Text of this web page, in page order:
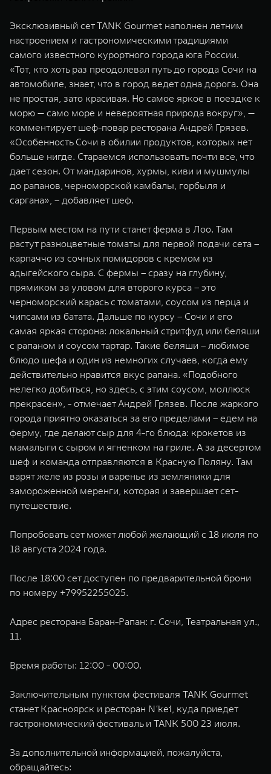
Эксклюзивный сет TANK Gourmet наполнен летним
настроением и гастрономическими традициями
самого известного курортного города юга России.
«Тот, кто хоть раз преодолевал путь до города Сочи на
автомобиле, знает, что в город ведет одна дорога. Она
не простая, зато красивая. Но самое яркое в поездке к
морю — само море и невероятная природа вокруг», —
комментирует шеф-повар ресторана Андрей Грязев.
«Особенность Сочи в обилии продуктов, которых нет
больше нигде. Стараемся использовать почти все, что
дает сезон. От мандаринов, хурмы, киви и мушмулы
до рапанов, черноморской камбалы, горбыля и
саргана», – добавляет шеф.
Первым местом на пути станет ферма в Лоо. Там
растут разноцветные томаты для первой подачи сета –
карпаччо из сочных помидоров с кремом из
адыгейского сыра. С фермы – сразу на глубину,
прямиком за уловом для второго курса – это
черноморский карась с томатами, соусом из перца и
чипсами из батата. Дальше по курсу – Сочи и его
самая яркая сторона: локальный стритфуд или беляши
с рапаном и соусом тартар. Такие беляши – любимое
блюдо шефа и один из немногих случаев, когда ему
действительно нравится вкус рапана. «Подобного
нелегко добиться, но здесь, с этим соусом, моллюск
прекрасен», - отмечает Андрей Грязев. После жаркого
города приятно оказаться за его пределами – едем на
ферму, где делают сыр для 4-го блюда: крокетов из
мамалыги с сыром и ягненком на гриле. А за десертом
шеф и команда отправляются в Красную Поляну. Там
варят желе из розы и варенье из земляники для
замороженной меренги, которая и завершает сет-
путешествие.
Попробовать сет может любой желающий с 18 июля по
18 августа 2024 года.
После 18:00 сет доступен по предварительной брони
по номеру +79952255025.
Адрес ресторана Баран-Рапан: г. Сочи, Театральная ул.,
11.
Время работы: 12:00 - 00:00.
Заключительным пунктом фестиваля TANK Gourmet
станет Красноярск и ресторан N’kei, куда приедет
гастрономический фестиваль и TANK 500 23 июля.
За дополнительной информацией, пожалуйста,
обращайтесь: